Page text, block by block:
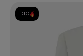
DTO.